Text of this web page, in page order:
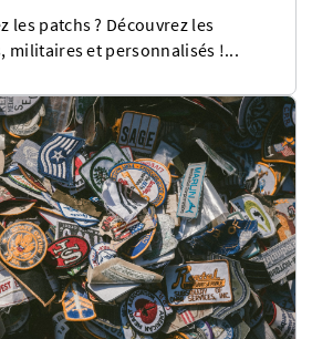
les patchs ? Découvrez les
militaires et personnalisés !...